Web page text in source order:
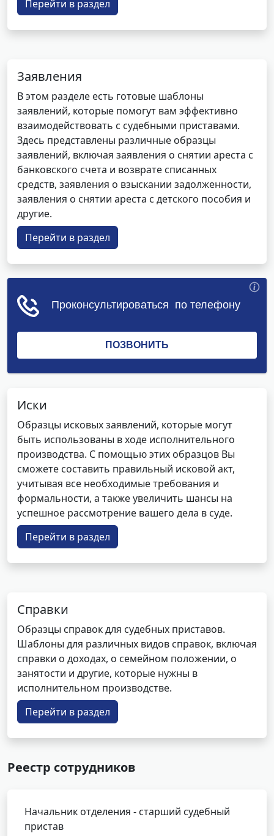
Перейти в раздел
Заявления
В этом разделе есть готовые шаблоны
заявлений, которые помогут вам эффективно
взаимодействовать с судебными приставами.
Здесь представлены различные образцы
заявлений, включая заявления о снятии ареста с
банковского счета и возврате списанных
средств, заявления о взыскании задолженности,
заявления о снятии ареста с детского пособия и
другие.
Перейти в раздел
Иски
Образцы исковых заявлений, которые могут
быть использованы в ходе исполнительного
производства. С помощью этих образцов Вы
сможете составить правильный исковой акт,
учитывая все необходимые требования и
формальности, а также увеличить шансы на
успешное рассмотрение вашего дела в суде.
Перейти в раздел
Справки
Образцы справок для судебных приставов.
Шаблоны для различных видов справок, включая
справки о доходах, о семейном положении, о
занятости и другие, которые нужны в
исполнительном производстве.
Перейти в раздел
Реестр сотрудников
Начальник отделения - старший судебный
пристав